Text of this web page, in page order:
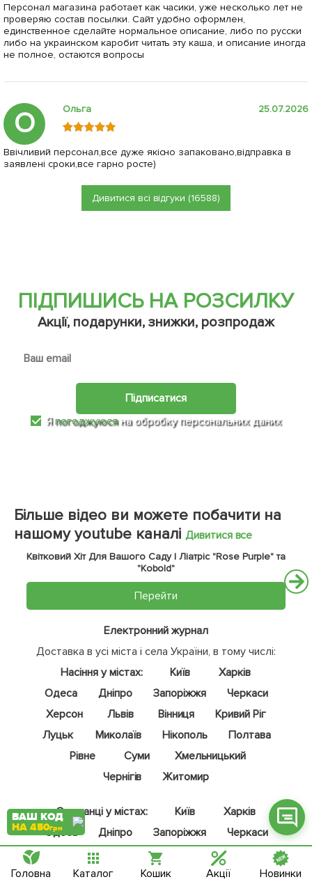
Персонал магазина работает как часики, уже несколько лет не
проверяю состав посылки. Сайт удобно оформлен,
единственное сделайте нормальное описание, либо по русски
либо на украинском каробит читать эту каша, и описание иногда
не полное, остаются вопросы
О Ольга 25.07.2026
Ввічливий персонал,все дуже якісно запаковано,відправка в
заявлені сроки,все гарно росте)
Дивитися всі відгуки (16588)
ПІДПИШИСЬ НА РОЗСИЛКУ
Акції, подарунки, знижки, розпродаж
Підписатися
Япогоджуюся на обробку персональних даних
Більше відео ви можете побачити на
нашому youtube каналі Дивитися все
Квітковий Хіт Для Вашого Саду | Ліатріс "Rose Purple" та
"Kobold"
Перейти
Електронний журнал
Доставка в усі міста і села України, в тому числі:
Насіння у містах:
Київ
Харків
Одеса
Дніпро Запоріжжя
Черкаси
Херсон
Львів Вінниця
Кривий Ріг
Луцьк
Миколаїв Нікополь
Полтава
Рівне
Суми
Хмельницький
Чернігів
Житомир
Саджанці у містах: Київ
Харків
Одеса
Дніпро Запоріжжя
Черкаси
Миколаїв
Кривий Ріг
Кременчук Львів
Фейсбук
Телеграм
Вайбер
Інстаграм
Онлайн чат
ВАШ КОД
НА 450грн
Головна Каталог Кошик Акції Новинки